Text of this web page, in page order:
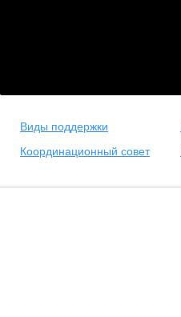
Виды поддержки
Координационный совет